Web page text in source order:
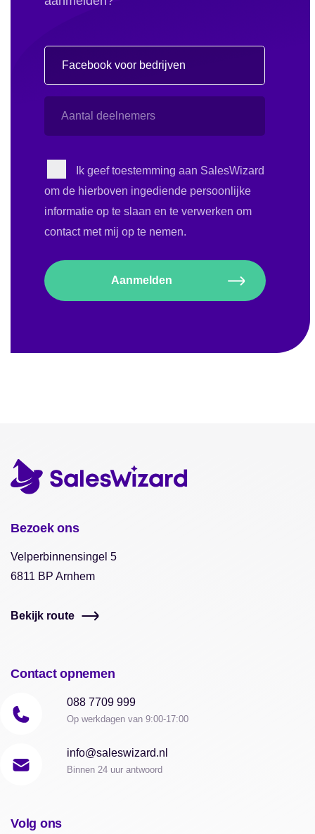
Welke
training?
deelnemers
InstemmingIk geef toestemming aan SalesWizard
om de hierboven ingediende persoonlijke
informatie op te slaan en te verwerken om
contact met mij op te nemen.
Bezoek ons
Velperbinnensingel 5
6811 BP Arnhem
Bekijk route
Contact opnemen
088 7709 999
Op werkdagen van 9:00-17:00
info@saleswizard.nl
Binnen 24 uur antwoord
Volg ons